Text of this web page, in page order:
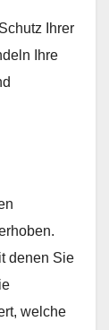
Ihrer
Ihre
denen Sie
welche